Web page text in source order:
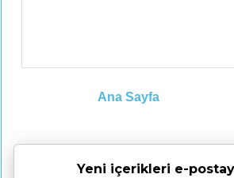
Ana Sayfa
Yeni içerikleri e-